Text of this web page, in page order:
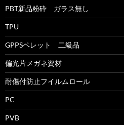
PBT新品粉砕 ガラス無し
TPU
GPPSペレット 二級品
偏光片メガネ資材
耐傷付防止フイルムロール
PC
PVB